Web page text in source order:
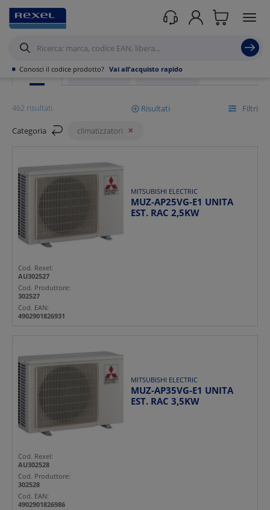
• Conosci il codice prodotto? Vai all'acquisto rapido
Rexel/ Prodotti / Climatizzatori e condizionatori
Climatizzatori
PRODOTTI PROMOZIONI SCOPRI DI PIÙ
462 risultati Risultati Filtri
Mostra
Ordina per
Categoria climatizzatori
MITSUBISHI ELECTRIC
MUZ-AP25VG-E1 UNITA
EST. RAC 2,5KW
Cod. Rexel:
AU302527
Cod. Produttore:
302527
Cod. EAN:
4902901826931
MITSUBISHI ELECTRIC
MUZ-AP35VG-E1 UNITA
EST. RAC 3,5KW
Cod. Rexel:
AU302528
Cod. Produttore:
302528
Cod. EAN:
4902901826986